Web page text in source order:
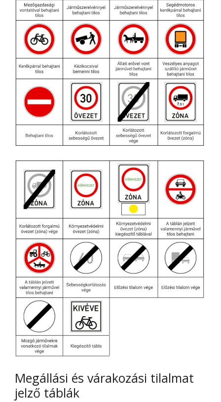
Megállási és várakozási tilalmat
jelző táblák